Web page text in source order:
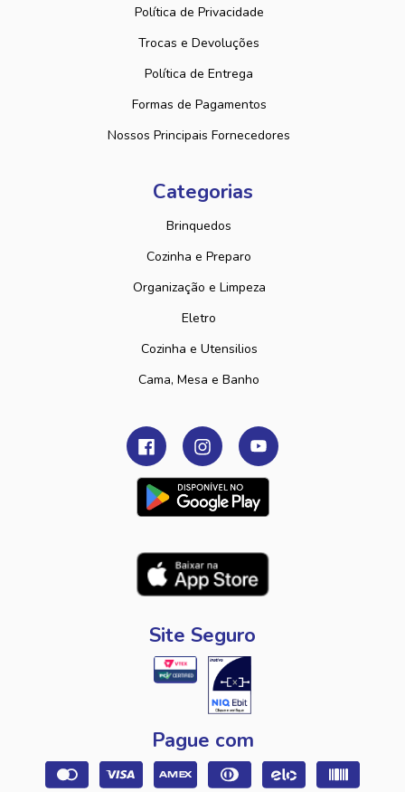
Política de Privacidade
Trocas e Devoluções
Política de Entrega
Formas de Pagamentos
Nossos Principais Fornecedores
Categorias
Brinquedos
Cozinha e Preparo
Organização e Limpeza
Eletro
Cozinha e Utensilios
Cama, Mesa e Banho
Site Seguro
Pague com